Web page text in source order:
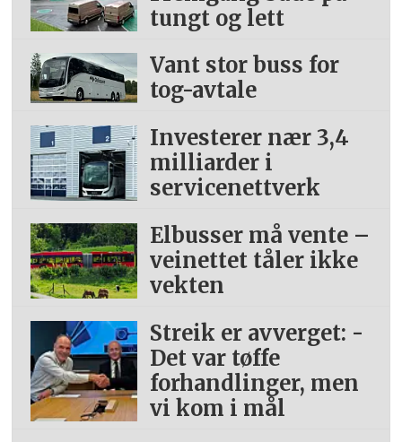
tungt og lett
Vant stor buss for
tog-avtale
Investerer nær 3,4
milliarder i
servicenettverk
Elbusser må vente –
veinettet tåler ikke
vekten
Streik er avverget: -
Det var tøffe
forhandlinger, men
vi kom i mål